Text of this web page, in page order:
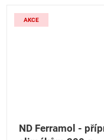
AKCE
ND Ferramol -